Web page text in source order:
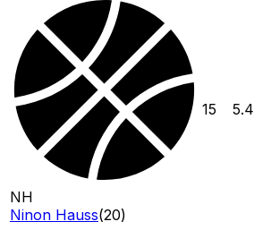
NH
Ninon Hauss(20)
15 5.4